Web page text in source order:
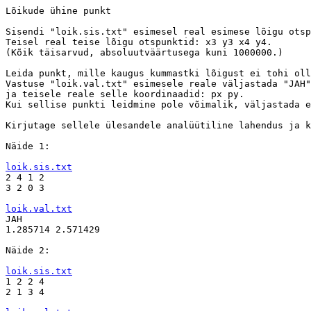
Lõikude ühine punkt
Sisendi "loik.sis.txt" esimesel real esimese lõigu
Teisel real teise lõigu otspunktid: x3 y3 x4 y4.
(Kõik täisarvud, absoluutväärtusega kuni 1000000.)
Leida punkt, mille kaugus kummastki lõigust ei tohi
Vastuse "loik.val.txt" esimesele reale väljastada
ja teisele reale selle koordinaadid: px py.
Kui sellise punkti leidmine pole võimalik, väljastada
Kirjutage sellele ülesandele analüütiline lahendus ja
Näide 1:
loik.sis.txt
2 4 1 2
3 2 0 3
loik.val.txt
JAH
1.285714 2.571429
Näide 2:
loik.sis.txt
1 2 2 4
2 1 3 4